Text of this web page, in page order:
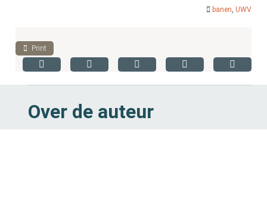
banen, UWV
Print
Over de auteur